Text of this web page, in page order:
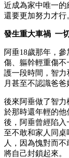
近成為家中唯一的
還要更加努力才行
發生重大車禍 一
阿垂18歲那年，
傷、軀幹輕重傷
護一段時間，智
月甚至不認識爸爸
後來阿垂做了智
於那時還年輕的他
後，阿垂曾經陷
至不敢和家人同
人，因為愧對而
將自己封鎖起來。